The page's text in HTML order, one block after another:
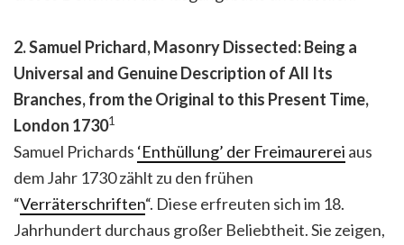
2. Samuel Prichard,Masonry Dissected:Being a
Universal and Genuine Description of All Its
Branches, from the Original to this Present Time,
London 17301
Samuel Prichards ‘Enthüllung’ der Freimaurerei aus
dem Jahr 1730 zählt zu den frühen
“Verräterschriften“. Diese erfreuten sich im 18.
Jahrhundert durchaus großer Beliebtheit. Sie zeigen,